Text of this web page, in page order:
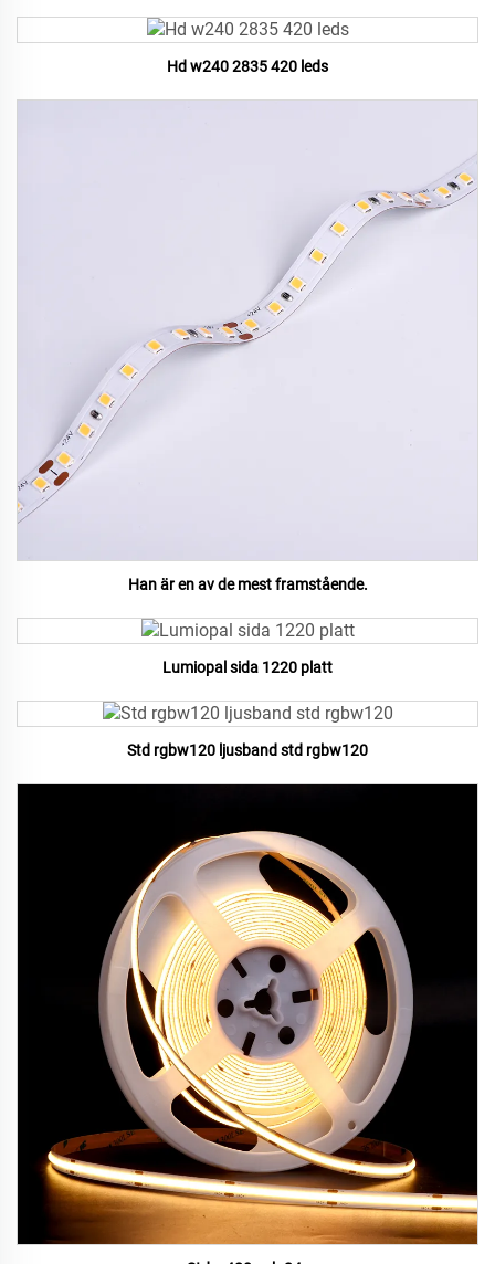
Hd w240 2835 420 leds
Han är en av de mest framstående.
Lumiopal sida 1220 platt
Std rgbw120 ljusband std rgbw120